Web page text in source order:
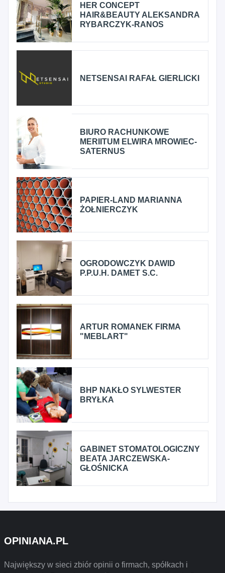
HER CONCEPT
HAIR&BEAUTY ALEKSANDRA
RYBARCZYK-RANOS
NETSENSAI RAFAŁ GIERLICKI
BIURO RACHUNKOWE
MERIITUM ELWIRA MROWIEC-
SATERNUS
PAPIER-LAND MARIANNA
ŻOŁNIERCZYK
OGRODOWCZYK DAWID
P.P.U.H. DAMET S.C.
ARTUR ROMANEK FIRMA
"MEBLART"
BHP NAKŁO SYLWESTER
BRYŁKA
GABINET STOMATOLOGICZNY
BEATA JARCZEWSKA-
GŁOŚNICKA
OPINIANA.PL
Największy w sieci zbiór opinii o firmach, spółkach i